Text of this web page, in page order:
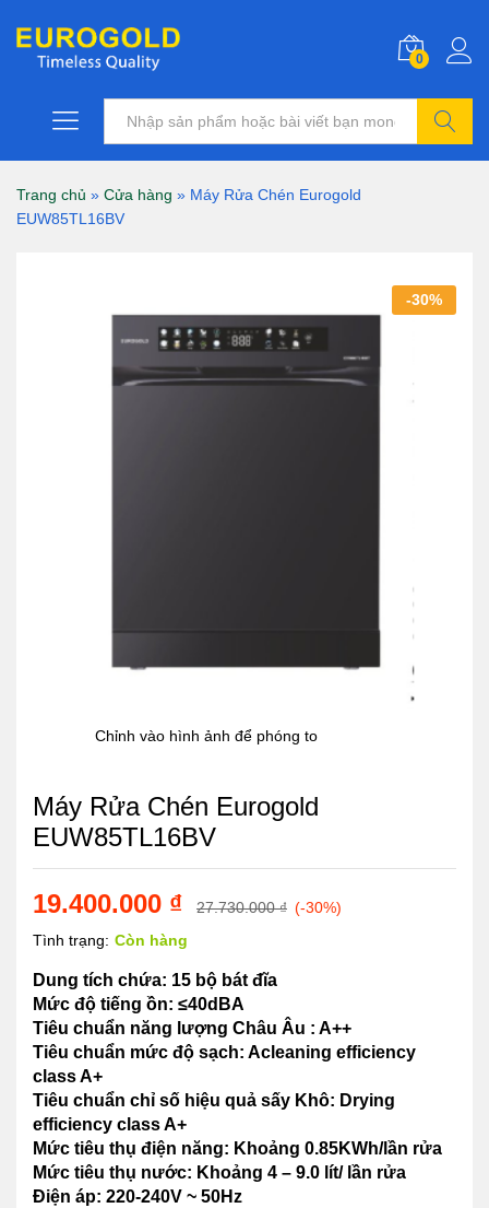
0
Trang chủ » Cửa hàng » Máy Rửa Chén Eurogold
EUW85TL16BV
-30%
Chỉnh vào hình ảnh để phóng to
Máy Rửa Chén Eurogold
EUW85TL16BV
19.400.000 ₫ 27.730.000₫ (-30%)
Tình trạng: Còn hàng
Dung tích chứa: 15 bộ bát đĩa
Mức độ tiếng ồn: ≤40dBA
Tiêu chuẩn năng lượng Châu Âu : A++
Tiêu chuẩn mức độ sạch: Acleaning efficiency
class A+
Tiêu chuẩn chỉ số hiệu quả sấy Khô: Drying
efficiency class A+
Mức tiêu thụ điện năng: Khoảng 0.85KWh/lần rửa
Mức tiêu thụ nước: Khoảng 4 – 9.0 lít/ lần rửa
Điện áp: 220-240V ~ 50Hz